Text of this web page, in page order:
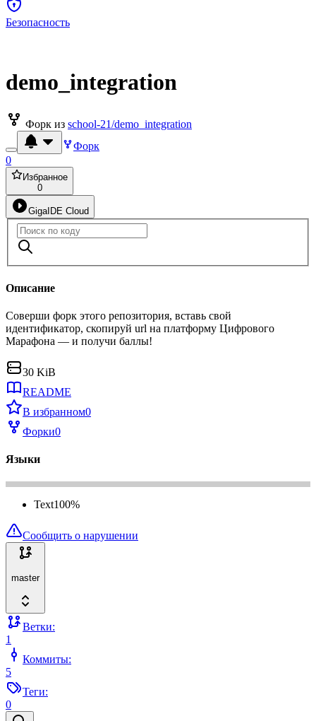
Безопасность
demo_integration
Форк из school-21/demo_integration
Форк
0
Избранное
0
GigaIDE Cloud
Описание
Соверши форк этого репозитория, вставь свой
идентификатор, скопируй url на платформу Цифрового
Марафона — и получи баллы!
30 KiB
README
В избранном0
Форки0
Языки
Text100%
Сообщить о нарушении
master
Ветки:
1
Коммиты:
5
Теги:
0